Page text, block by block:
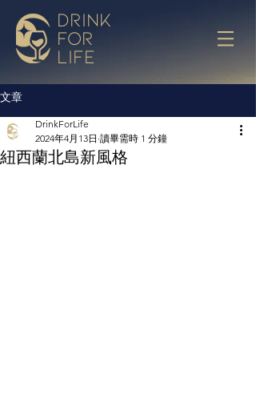
drink
for
life
文章
紐西蘭北島新風格
DrinkForLife
2024年4月13日 讀畢需時 1 分鐘